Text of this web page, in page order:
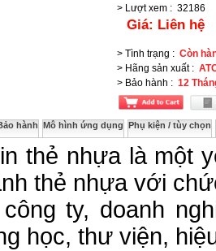
> Lượt xem : 32186
Giá: Liên hệ
> Tình trạng : Còn
> Hãng sản xuất:
> Bảo hành : 12
hành Mô hình ứng dụng Phụ kiện / tùy chọn
thẻ nhựa là một
thẻ nhựa với
ty, doanh
học, thư viện,